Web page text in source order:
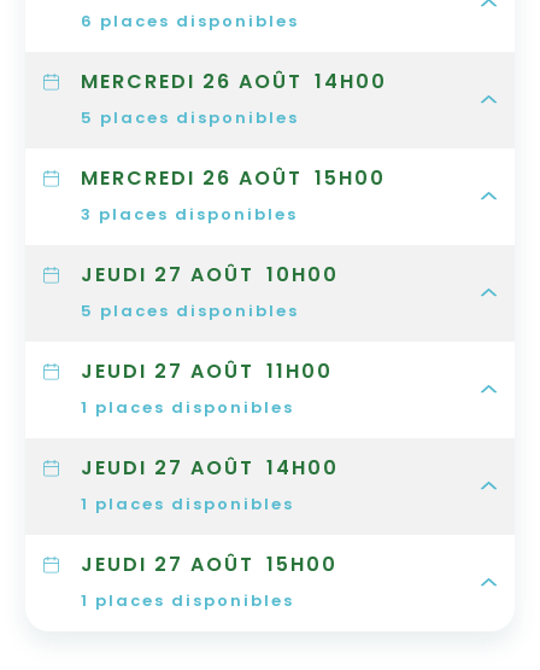
6 places disponibles
MERCREDI 26 AOÛT 14H00
5 places disponibles
MERCREDI 26 AOÛT 15H00
3 places disponibles
JEUDI 27 AOÛT 10H00
5 places disponibles
JEUDI 27 AOÛT 11H00
1 places disponibles
JEUDI 27 AOÛT 14H00
1 places disponibles
JEUDI 27 AOÛT 15H00
1 places disponibles